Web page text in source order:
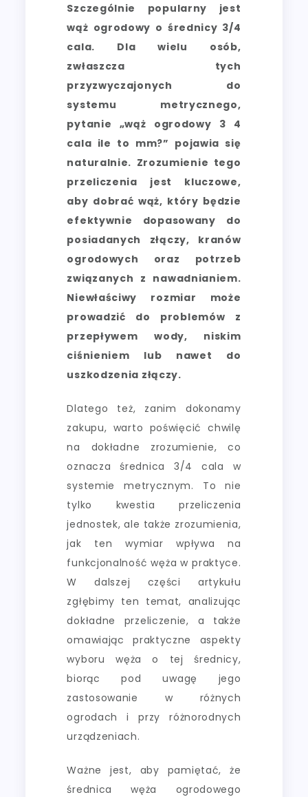
Szczególnie popularny jest
wąż ogrodowy o średnicy 3/4
cala. Dla wielu osób,
zwłaszcza tych
przyzwyczajonych do
systemu metrycznego,
pytanie „wąż ogrodowy 3 4
cala ile to mm?” pojawia się
naturalnie. Zrozumienie tego
przeliczenia jest kluczowe,
aby dobrać wąż, który będzie
efektywnie dopasowany do
posiadanych złączy, kranów
ogrodowych oraz potrzeb
związanych z nawadnianiem.
Niewłaściwy rozmiar może
prowadzić do problemów z
przepływem wody, niskim
ciśnieniem lub nawet do
uszkodzenia złączy.
Dlatego też, zanim dokonamy
zakupu, warto poświęcić chwilę
na dokładne zrozumienie, co
oznacza średnica 3/4 cala w
systemie metrycznym. To nie
tylko kwestia przeliczenia
jednostek, ale także zrozumienia,
jak ten wymiar wpływa na
funkcjonalność węża w praktyce.
W dalszej części artykułu
zgłębimy ten temat, analizując
dokładne przeliczenie, a także
omawiając praktyczne aspekty
wyboru węża o tej średnicy,
biorąc pod uwagę jego
zastosowanie w różnych
ogrodach i przy różnorodnych
urządzeniach.
Ważne jest, aby pamiętać, że
średnica węża ogrodowego